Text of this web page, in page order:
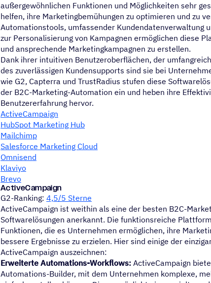
außergewöhnlichen Funktionen und Möglichkeiten sehr
helfen, ihre Marketingbemühungen zu optimieren und zu
Automationstools, umfassender Kundendatenverwaltung
zur Personalisierung von Kampagnen ermöglichen diese
und ansprechende Marketingkampagnen zu erstellen.
Dank ihrer intuitiven Benutzeroberflächen, der
des zuverlässigen Kundensupports sind sie bei
wie G2, Capterra und TrustRadius stufen diese
der B2C-Marketing-Automation ein und heben ihre
Benutzererfahrung hervor.
ActiveCampaign
HubSpot Marketing Hub
Mailchimp
Salesforce Marketing Cloud
Omnisend
Klaviyo
Brevo
ActiveCampaign
G2-Ranking: 4,5/5 Sterne
ActiveCampaign ist weithin als eine der besten B2C-
Softwarelösungen anerkannt. Die funktionsreiche
Funktionen, die es Unternehmen ermöglichen, ihre
bessere Ergebnisse zu erzielen. Hier sind einige der
ActiveCampaign auszeichnen:
Erweiterte Automations-Workflows: ActiveCampaign
Automations-Builder, mit dem Unternehmen komplexe,